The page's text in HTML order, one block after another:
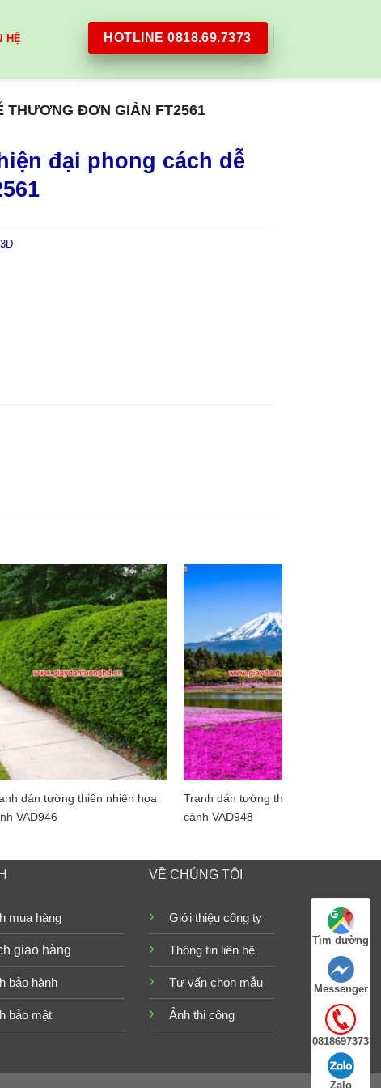
HỆ HOTLINE 0818.69.7373
THƯƠNG ĐƠN GIẢN FT2561
đại phong cách dễ
dán tường thiên nhiên hoa
VAD946
Tranh dán tường thiên nhiên hoa
cảnh VAD948
mua hàng
giao hàng
bảo hành
bảo mật
VỀ CHÚNG TÔI
Giới thiệu công ty
Thông tin liên hệ
Tư vấn chọn mẫu
Ảnh thi công
Tìm đường
Messenger
0818697373
Zalo